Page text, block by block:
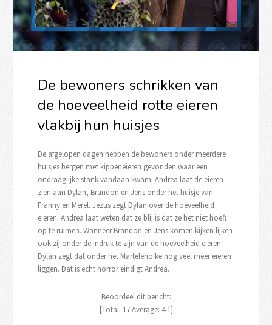
De bewoners schrikken van
de hoeveelheid rotte eieren
vlakbij hun huisjes
De afgelopen dagen hebben de bewoners onder meerdere
huisjes bergen met kippeneieren gevonden waar een
ondraaglijke stank vandaan kwam. Andrea laat de eieren
zien aan Dylan, Brandon en Jens onder het huisje van
Franny en Merel. Jezus zegt Dylan over de hoeveelheid
eieren. Andrea laat weten dat ze blij is dat ze het niet hoeft
op te ruimen. Wanneer Brandon en Jens komen kijken lijken
ook zij onder de indruk te zijn van de hoeveelheid eieren.
Dylan zegt dat onder het Martelehöfke nog veel meer eieren
liggen. Dat is echt horror eindigt Andrea.
Beoordeel dit bericht:
[Total: 17Average: 4.1]